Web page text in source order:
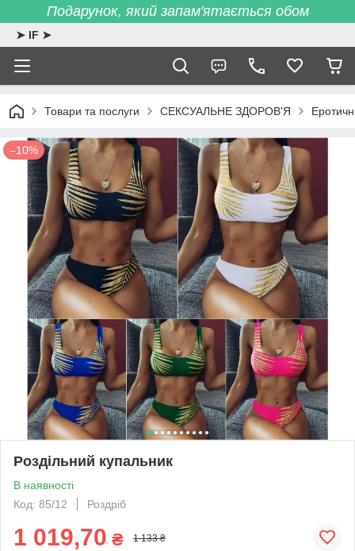
Подарунок, який запам'ятається обом
➤ IF ➤
Товари та послуги СЕКСУАЛЬНЕ ЗДОРОВ'Я
–10%
Роздільний купальник
В наявності
Код: 85/12
Роздріб
1 019,70 ₴ 1 133 ₴